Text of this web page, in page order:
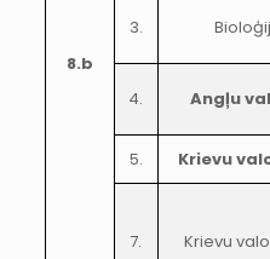
8.b
3.
4. Angļu
5. Krievu
7. Krievu